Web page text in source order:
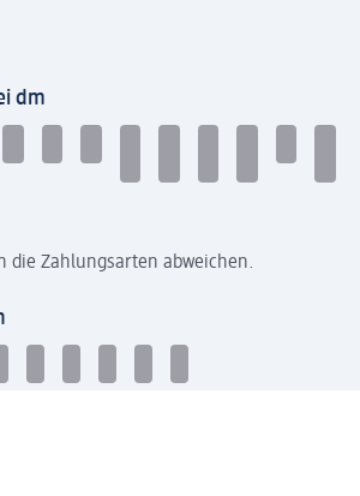
dm
die Zahlungsarten abweichen.